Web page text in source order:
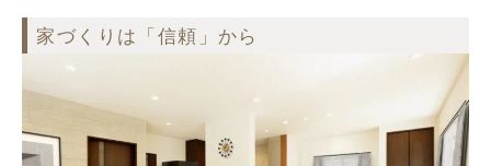
家づくりは「信頼」から